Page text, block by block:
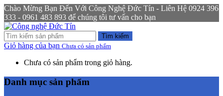
Chào Mừng Bạn Đến Với Công Nghệ Đức Tín - Liên Hệ 0924 396
333 - 0961 483 893 để chúng tôi tư vấn cho bạn
Tìm kiếm
Giỏ hàng của bạn Chưa có sản phẩm
Chưa có sản phẩm trong giỏ hàng.
Danh mục sản phẩm